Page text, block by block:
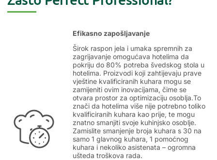
Efikasno zapošljavanje
Širok raspon jela i umaka spremnih za
zagrijavanje omogućava hotelima da
pokriju do 80% potreba švedskog stola u
hotelima. Proizvodi koji zahtijevaju prave
vještine kvalificiranih kuhara mogu se
zamijeniti ovim inovacijama, čime se
otvara prostor za optimizaciju osoblja.To
znači da hotelima više nije potrebno toliko
kvalificiranih kuhara kao prije, te mogu
znatno smanjiti svoje kuhinjsko osoblje.
Zamislite smanjenje broja kuhara s 30 na
samo 1 glavnog kuhara, 1 pomoćnog
kuhara i nekoliko asistenata – ogromna
ušteda troškova rada.